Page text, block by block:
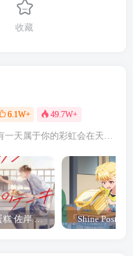
收藏
6.1W+ 49.7W+
请对梦想充满信心，总有一天属于你的彩虹会在天空微笑
经典杯子蛋糕 佐岸 漫画「经典杯子蛋糕」宣布真人日剧化